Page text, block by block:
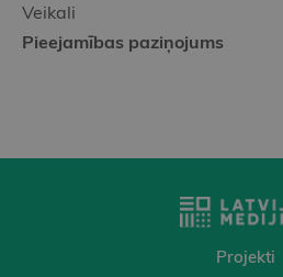
Veikali
Pieejamības paziņojums
Projekti